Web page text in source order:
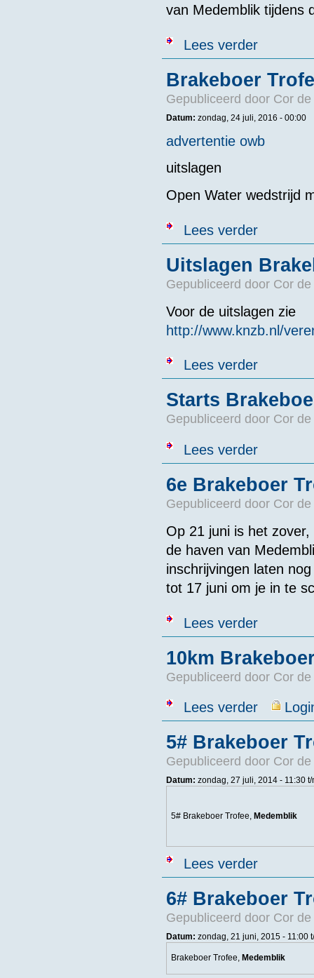
van Medemblik tijdens
Lees verderover Let op
Brakeboer
Gepubliceerd door Cor
Datum: zondag, 24 juli, 2016 - 00:00
advertentie owb
uitslagen
Open Water wedstrijd
Lees verderover
Uitslagen
Gepubliceerd door Cor
Voor de uitslagen zie
http://www.knzb.nl/
Lees verderover
Starts
Gepubliceerd door Cor
Lees verderover Starts
6e Brakeboer
Gepubliceerd door Cor
Op 21 juni is het
de haven van
inschrijvingen laten
tot 17 juni om je in te
Lees verderover 6e
10km
Gepubliceerd door Cor
Lees verderover 10km
5# Brakeboer
Gepubliceerd door Cor
Datum: zondag, 27 juli, 2014 - 11:30t/
5# Brakeboer Trofee, Medemblik
Lees verderover 5#
6# Brakeboer
Gepubliceerd door Cor
Datum: zondag, 21 juni, 2015 - 11:00
Brakeboer Trofee, Medemblik